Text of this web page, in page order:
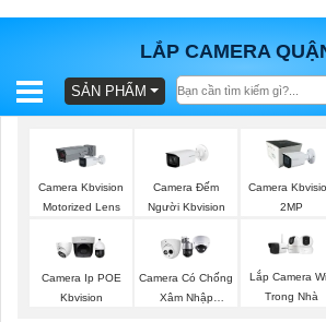
LẮP CAMERA
BÁO
TRỌN
GÓI
SẢN
SẢN PHẨM
Camera Kbvision
Motorized Lens
Camera Đếm
Người Kbvision
Camera
2MP
Camera Ip POE
Kbvision
Camera Có Chống
Xâm Nhập
Lắp Camera
Trong Nhà